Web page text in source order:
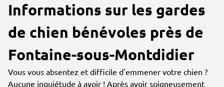
Informations sur les gardes
de chien bénévoles près de
Fontaine-sous-Montdidier
Vous vous absentez et difficile d'emmener votre chien ?
Aucune inquiétude à avoir ! Après avoir soigneusement